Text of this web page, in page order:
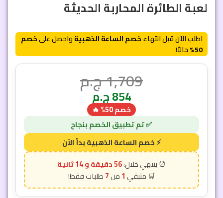
لعبة الطائرة المحاربة الحديثة
اطلب الآن قبل انتهاءخصم الساعة الذهبيةواحصل علىخصم
50% حالاً!
1,709ج.م
854ج.م
خصم 50% 🔥
56 دقيقة و 12 ثانية
1
7